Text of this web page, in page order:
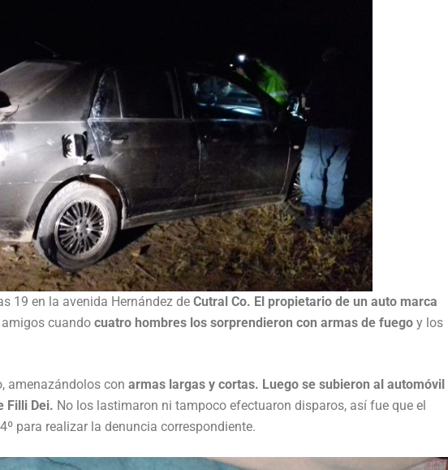
19 en la avenida Hernández de Cutral Co. El propietario de un auto marca
cuando cuatro hombres los sorprendieron con armas de fuego y los
amenazándolos con armas largas y cortas. Luego se subieron al automóvil
Filli Dei. No los lastimaron ni tampoco efectuaron disparos, así fue que el
para realizar la denuncia correspondiente.